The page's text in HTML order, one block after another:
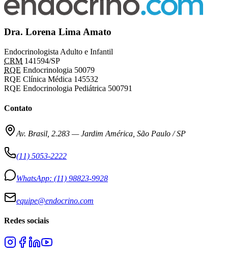
Dra. Lorena Lima Amato
Endocrinologista Adulto e Infantil
CRM 141594/SP
RQE Endocrinologia 50079
RQE Clínica Médica 145532
RQE Endocrinologia Pediátrica 500791
Contato
Av. Brasil, 2.283 —Jardim América, São Paulo / SP
(11) 5053-2222
WhatsApp: (11) 98823-9928
equipe@endocrino.com
Redes sociais